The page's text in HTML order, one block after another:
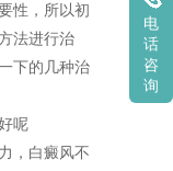
性，所以初
法进行治
下的几种治
，白癜风不
电
话
咨
询